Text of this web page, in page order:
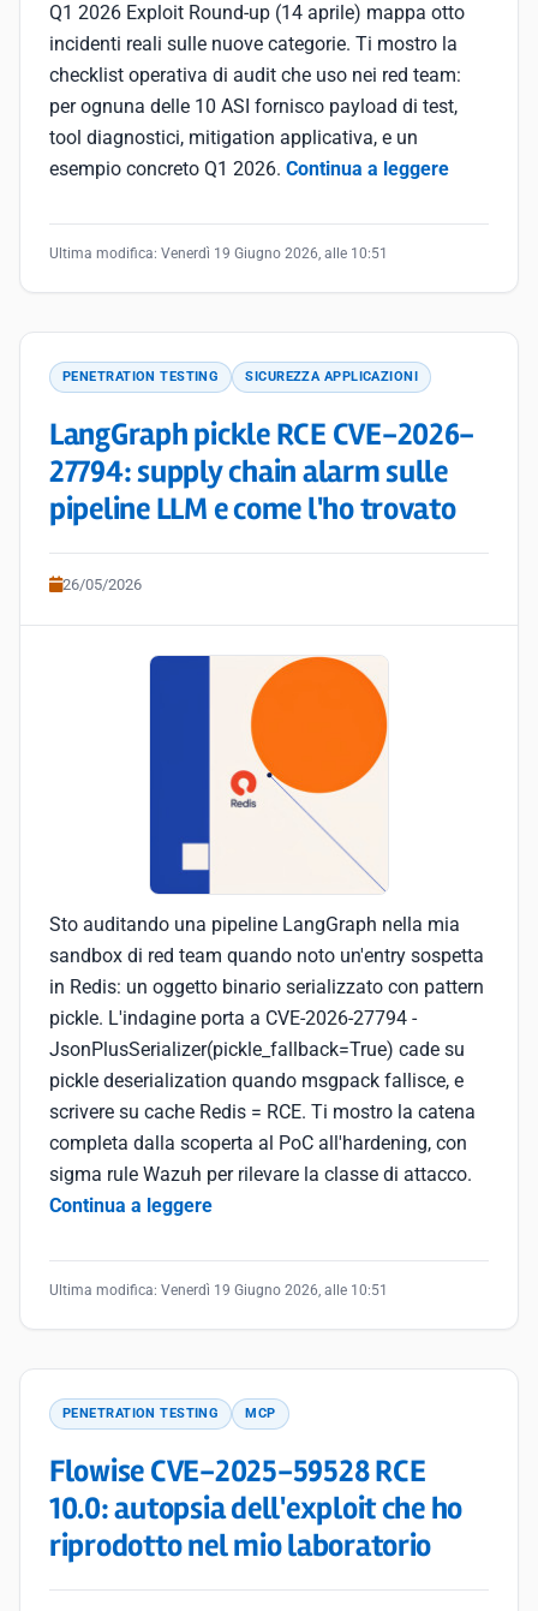
Q1 2026 Exploit Round-up (14 aprile) mappa otto
incidenti reali sulle nuove categorie. Ti mostro la
checklist operativa di audit che uso nei red team:
per ognuna delle 10 ASI fornisco payload di test,
tool diagnostici, mitigation applicativa, e un
esempio concreto Q1 2026. Continua a leggere
Ultima modifica: Venerdì 19 Giugno 2026, alle 10:51
PENETRATION TESTING SICUREZZA APPLICAZIONI
LangGraph pickle RCE CVE-2026-
27794: supply chain alarm sulle
pipeline LLM e come l'ho trovato
26/05/2026
Sto auditando una pipeline LangGraph nella mia
sandbox di red team quando noto un'entry sospetta
in Redis: un oggetto binario serializzato con pattern
pickle. L'indagine porta a CVE-2026-27794 -
JsonPlusSerializer(pickle_fallback=True) cade su
pickle deserialization quando msgpack fallisce, e
scrivere su cache Redis = RCE. Ti mostro la catena
completa dalla scoperta al PoC all'hardening, con
sigma rule Wazuh per rilevare la classe di attacco.
Continua a leggere
Ultima modifica: Venerdì 19 Giugno 2026, alle 10:51
PENETRATION TESTING MCP
Flowise CVE-2025-59528 RCE
10.0: autopsia dell'exploit che ho
riprodotto nel mio laboratorio